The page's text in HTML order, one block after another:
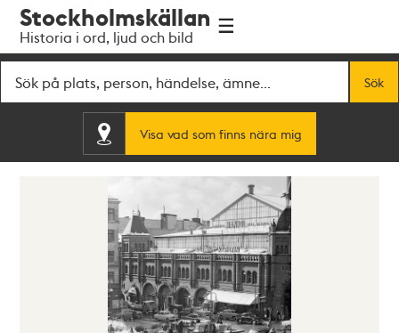
navigationen
huvudinnehållet
Stockholmskällan
Historia i ord, ljud och bild
Sök
Visa vad som finns nära mig